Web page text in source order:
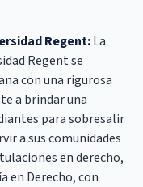
Regent:La
Regent se
con una rigurosa
a brindar una
para sobresalir
a sus comunidades
en derecho,
en Derecho, con